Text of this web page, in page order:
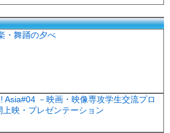
・舞踊の夕べ
Asia#04 －映画・映像専攻学生交流プロ
上映・プレゼンテーション